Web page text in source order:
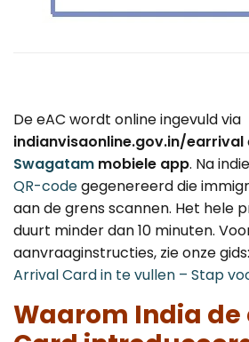
De eAC wordt online ingevuld via
indianvisaonline.gov.in/earrival
Swagatam mobiele app. Na
QR-codegegenereerd die
aan de grens scannen. Het hele
duurt minder dan 10 minuten.
aanvraaginstructies, zie onze gids:
Arrival Card in te vullen – Stap
Waarom India